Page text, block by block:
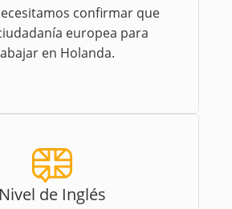
confirmar que
europea para
en Holanda.
Nivel de Inglés